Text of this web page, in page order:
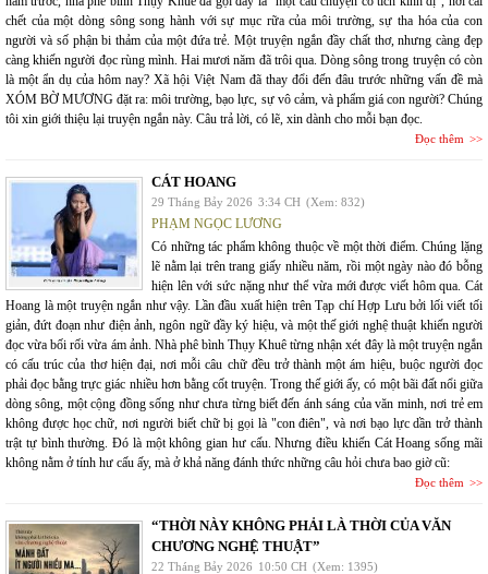
chết của một dòng sông song hành với sự mục rữa của môi trường, sự tha hóa của con
người và số phận bi thảm của một đứa trẻ. Một truyện ngắn đầy chất thơ, nhưng càng đẹp
càng khiến người đọc rùng mình. Hai mươi năm đã trôi qua. Dòng sông trong truyện có còn
là một ẩn dụ của hôm nay? Xã hội Việt Nam đã thay đổi đến đâu trước những vấn đề mà
XÓM BỜ MƯƠNG đặt ra: môi trường, bạo lực, sự vô cảm, và phẩm giá con người? Chúng
tôi xin giới thiệu lại truyện ngắn này. Câu trả lời, có lẽ, xin dành cho mỗi bạn đọc.
Đọc thêm
CÁT HOANG
29 Tháng Bảy 2026 3:34 CH (Xem: 832)
PHẠM NGỌC LƯƠNG
Có những tác phẩm không thuộc về một thời điểm. Chúng lặng
lẽ nằm lại trên trang giấy nhiều năm, rồi một ngày nào đó bỗng
hiện lên với sức nặng như thể vừa mới được viết hôm qua. Cát
Hoang là một truyện ngắn như vậy. Lần đầu xuất hiện trên Tạp chí Hợp Lưu bởi lối viết tối
giản, đứt đoạn như điện ảnh, ngôn ngữ đầy ký hiệu, và một thế giới nghệ thuật khiến người
đọc vừa bối rối vừa ám ảnh. Nhà phê bình Thụy Khuê từng nhận xét đây là một truyện ngắn
có cấu trúc của thơ hiện đại, nơi mỗi câu chữ đều trở thành một ám hiệu, buộc người đọc
phải đọc bằng trực giác nhiều hơn bằng cốt truyện. Trong thế giới ấy, có một bãi đất nổi giữa
dòng sông, một cộng đồng sống như chưa từng biết đến ánh sáng của văn minh, nơi trẻ em
không được học chữ, nơi người biết chữ bị gọi là "con điên", và nơi bạo lực dần trở thành
trật tự bình thường. Đó là một không gian hư cấu. Nhưng điều khiến Cát Hoang sống mãi
không nằm ở tính hư cấu ấy, mà ở khả năng đánh thức những câu hỏi chưa bao giờ cũ:
Đọc thêm
“THỜI NÀY KHÔNG PHẢI LÀ THỜI CỦA VĂN
CHƯƠNG NGHỆ THUẬT”
22 Tháng Bảy 2026 10:50 CH (Xem: 1395)